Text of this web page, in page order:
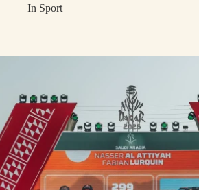
In Sport